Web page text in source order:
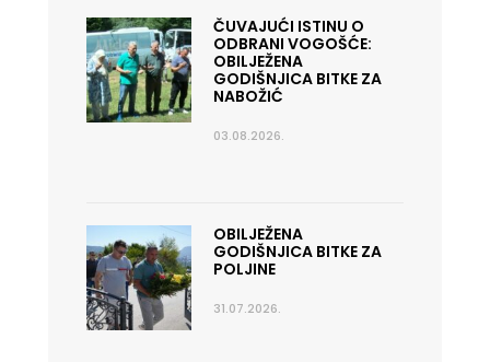
ČUVAJUĆI ISTINU O
ODBRANI VOGOŠĆE:
OBILJEŽENA
GODIŠNJICA BITKE ZA
NABOŽIĆ
03.08.2026.
OBILJEŽENA
GODIŠNJICA BITKE ZA
POLJINE
31.07.2026.